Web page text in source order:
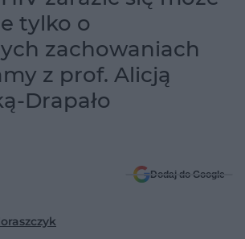
tylko o
zachowaniach
z prof. Alicją
Drapało
Dodaj do Google